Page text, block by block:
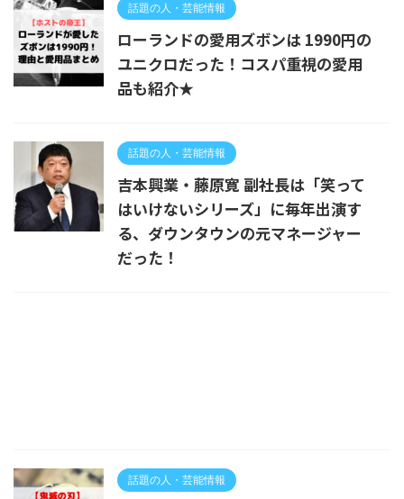
話題の人・芸能情報
ローランドの愛用ズボンは 1990円の
ユニクロだった！コスパ重視の愛用
品も紹介★
話題の人・芸能情報
吉本興業・藤原寛 副社長は「笑って
はいけないシリーズ」に毎年出演す
る、ダウンタウンの元マネージャー
だった！
話題の人・芸能情報